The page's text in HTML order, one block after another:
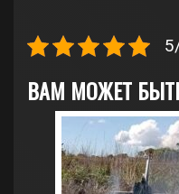
ВАМ МОЖЕТ